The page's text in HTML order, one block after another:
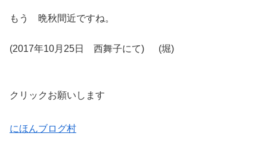
もう 晩秋間近ですね。
(2017年10月25日 西舞子にて) (堀)
クリックお願いします
にほんブログ村